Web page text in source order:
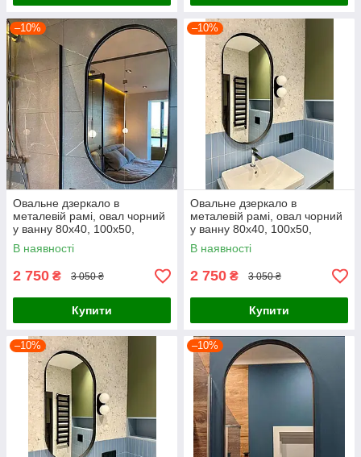
–10%
Овальне дзеркало в
металевій рамі, овал чорний
у ванну 80х40, 100х50,
120х60 см
В наявності
2 750 ₴ 3 050 ₴
Купити
–10%
Овальне дзеркало в
металевій рамі, овал чорний
у ванну 80х40, 100х50,
120х60 см
В наявності
2 750 ₴ 3 050 ₴
Купити
–10% –10%